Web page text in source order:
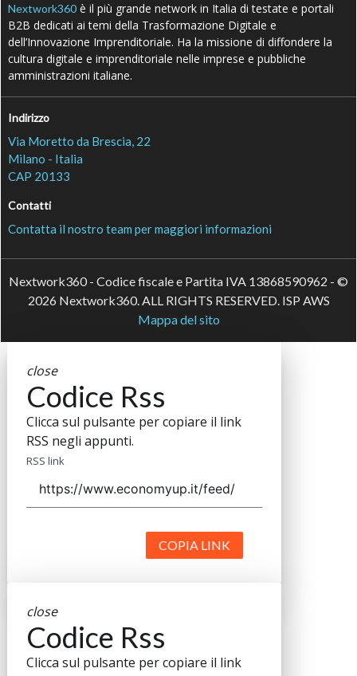
Nextwork360 è il più grande network in Italia di testate e portali
B2B dedicati ai temi della Trasformazione Digitale e
dell’Innovazione Imprenditoriale. Ha la missione di diffondere la
cultura digitale e imprenditoriale nelle imprese e pubbliche
amministrazioni italiane.
Indirizzo
Via Moretto da Brescia, 22
Milano - Italia
CAP 20133
Contatti
Contatta il nostro team per maggiori informazioni
Nextwork360 - Codice fiscale e Partita IVA 13868590962 - ©
2026 Nextwork360. ALL RIGHTS RESERVED. ISP AWS
Mappa del sito
close
Codice Rss
Clicca sul pulsante per copiare il link
RSS negli appunti.
RSS link
COPIA LINK
close
Codice Rss
Clicca sul pulsante per copiare il link